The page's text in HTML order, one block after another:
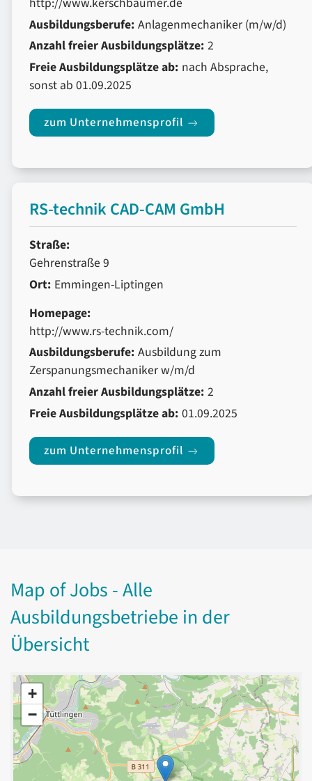
Ausbildungsberufe: Anlagenmechaniker (m/w/d)
Anzahl freier Ausbildungsplätze: 2
Freie Ausbildungsplätze ab: nach Absprache,
sonst ab 01.09.2025
zum Unternehmensprofil
RS-technik CAD-CAM GmbH
Straße:
Gehrenstraße 9
Ort: Emmingen-Liptingen
Homepage:
http://www.rs-technik.com/
Ausbildungsberufe: Ausbildung zum
Zerspanungsmechaniker w/m/d
Anzahl freier Ausbildungsplätze: 2
Freie Ausbildungsplätze ab: 01.09.2025
zum Unternehmensprofil
Map of Jobs - Alle
Ausbildungsbetriebe in der
Übersicht
+
−